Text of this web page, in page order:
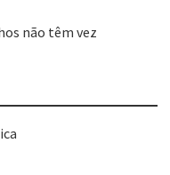
não têm vez